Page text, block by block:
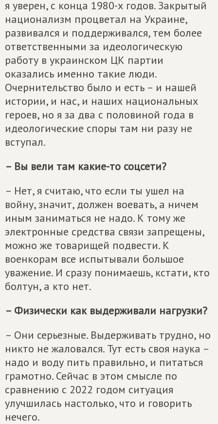
я уверен, с конца 1980-х годов. Закрытый
национализм процветал на Украине,
развивался и поддерживался, тем более
ответственными за идеологическую
работу в украинском ЦК партии
оказались именно такие люди.
Очернительство было и есть – и нашей
истории, и нас, и наших национальных
героев, но я за два с половиной года в
идеологические споры там ни разу не
вступал.
– Вы вели там какие-то соцсети?
– Нет, я считаю, что если ты ушел на
войну, значит, должен воевать, а ничем
иным заниматься не надо. К тому же
электронные средства связи запрещены,
можно же товарищей подвести. К
военкорам все испытывали большое
уважение. И сразу понимаешь, кстати, кто
болтун, а кто нет.
– Физически как выдерживали нагрузки?
– Они серьезные. Выдерживать трудно, но
никто не жаловался. Тут есть своя наука –
надо и воду пить правильно, и питаться
грамотно. Сейчас в этом смысле по
сравнению с 2022 годом ситуация
улучшилась настолько, что и говорить
нечего.